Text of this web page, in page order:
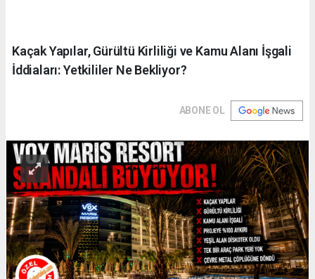
Kaçak Yapılar, Gürültü Kirliliği ve Kamu Alanı İşgali
İddiaları: Yetkililer Ne Bekliyor?
ABONE OL